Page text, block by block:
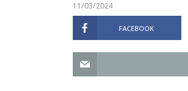
11/03/2024
FACEBOOK